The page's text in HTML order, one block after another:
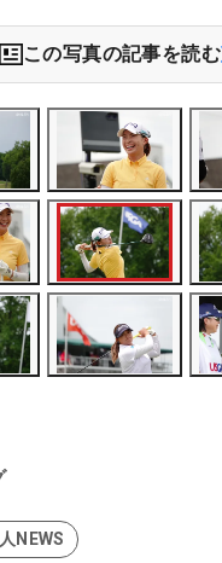
この写真の記事を読む
NEWS